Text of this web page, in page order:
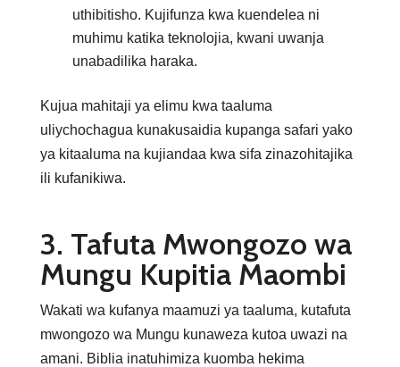
uthibitisho. Kujifunza kwa kuendelea ni
muhimu katika teknolojia, kwani uwanja
unabadilika haraka.
Kujua mahitaji ya elimu kwa taaluma
uliychochagua kunakusaidia kupanga safari yako
ya kitaaluma na kujiandaa kwa sifa zinazohitajika
ili kufanikiwa.
3. Tafuta Mwongozo wa
Mungu Kupitia Maombi
Wakati wa kufanya maamuzi ya taaluma, kutafuta
mwongozo wa Mungu kunaweza kutoa uwazi na
amani. Biblia inatuhimiza kuomba hekima